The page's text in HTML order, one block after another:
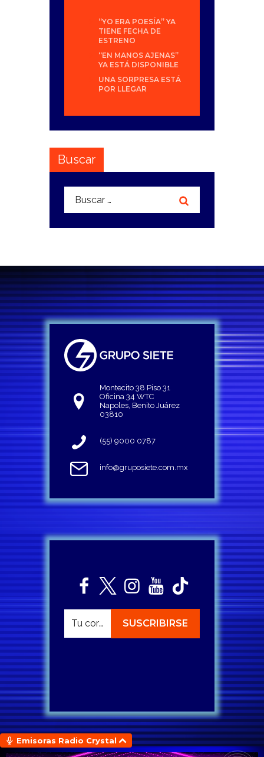
“YO ERA POESÍA” YA
TIENE FECHA DE
ESTRENO
“EN MANOS AJENAS”
YA ESTÁ DISPONIBLE
UNA SORPRESA ESTÁ
POR LLEGAR
Buscar
Buscar:
Montecito 38 Piso 31
Oficina 34 WTC
Napoles, Benito Juárez
03810
(55) 9000 0787
info@gruposiete.com.mx
Emisoras Radio Crystal